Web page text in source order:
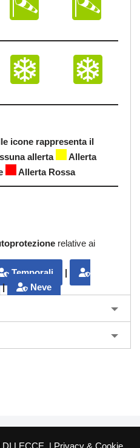
icone rappresenta il
allerta
Allerta
Allerta Rossa
relative ai
Temporali
|
| Neve